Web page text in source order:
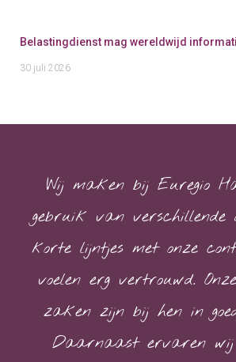
Belastingdienst mag wereldwijd
30 juli 2026
Wij maken bij Euregio
gebruik van verschillende
korte lijntjes met onze
voelen erg vertrouwd.
zaken zijn bij hen in
Daarnaast ervaren wij